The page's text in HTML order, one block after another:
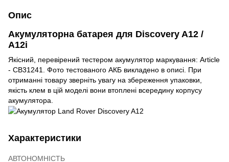
Опис
Акумуляторна батарея для Discovery A12 /
A12i
Якісний, перевірений тестером акумулятор маркування: Article
- CB31241. Фото тестованого АКБ викладено в описі. При
отриманні товару зверніть увагу на збереження упаковки,
якість клем в цій моделі вони втоплені всередину корпусу
акумулятора.
Характеристики
АВТОНОМНІСТЬ